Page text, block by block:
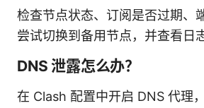
检查节点状态、订阅是否过期、
尝试切换到备用节点，并查看日
DNS 泄露怎么办？
在 Clash 配置中开启 DNS 代理